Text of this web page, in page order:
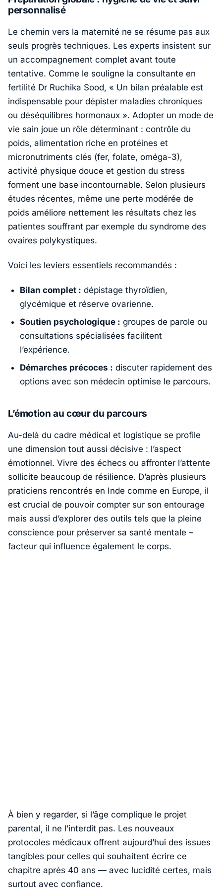
personnalisé
Le chemin vers la maternité ne se résume pas aux
seuls progrès techniques. Les experts insistent sur
un accompagnement complet avant toute
tentative. Comme le souligne la consultante en
fertilité Dr Ruchika Sood, « Un bilan préalable est
indispensable pour dépister maladies chroniques
ou déséquilibres hormonaux ». Adopter un mode de
vie sain joue un rôle déterminant : contrôle du
poids, alimentation riche en protéines et
micronutriments clés (fer, folate, oméga-3),
activité physique douce et gestion du stress
forment une base incontournable. Selon plusieurs
études récentes, même une perte modérée de
poids améliore nettement les résultats chez les
patientes souffrant par exemple du syndrome des
ovaires polykystiques.
Voici les leviers essentiels recommandés :
Bilan complet : dépistage thyroïdien,
glycémique et réserve ovarienne.
Soutien psychologique : groupes de parole ou
consultations spécialisées facilitent
l’expérience.
Démarches précoces : discuter rapidement des
options avec son médecin optimise le parcours.
L’émotion au cœur du parcours
Au-delà du cadre médical et logistique se profile
une dimension tout aussi décisive : l’aspect
émotionnel. Vivre des échecs ou affronter l’attente
sollicite beaucoup de résilience. D’après plusieurs
praticiens rencontrés en Inde comme en Europe, il
est crucial de pouvoir compter sur son entourage
mais aussi d’explorer des outils tels que la pleine
conscience pour préserver sa santé mentale –
facteur qui influence également le corps.
À bien y regarder, si l’âge complique le projet
parental, il ne l’interdit pas. Les nouveaux
protocoles médicaux offrent aujourd’hui des issues
tangibles pour celles qui souhaitent écrire ce
chapitre après 40 ans — avec lucidité certes, mais
surtout avec confiance.